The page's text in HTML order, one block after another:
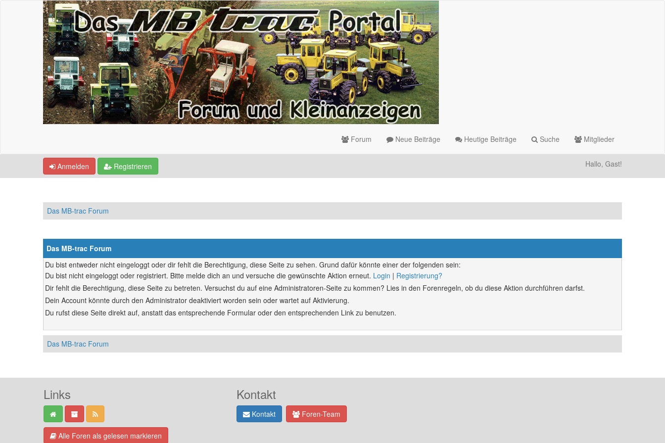
Forum Neue Beiträge Heutige Beiträge Suche Mitglieder
Anmelden Registrieren Hallo, Gast!
Das MB-trac Forum
Das MB-trac Forum
Du bist entweder nicht eingeloggt oder dir fehlt die Berechtigung, diese Seite zu sehen. Grund dafür könnte einer der folgenden sein:
Du bist nicht eingeloggt oder registriert. Bitte melde dich an und versuche die gewünschte Aktion erneut. Login | Registrierung?
Dir fehlt die Berechtigung, diese Seite zu betreten. Versuchst du auf eine Administratoren-Seite zu kommen? Lies in den Forenregeln, ob du diese Aktion durchführen darfst.
Dein Account könnte durch den Administrator deaktiviert worden sein oder wartet auf Aktivierung.
Du rufst diese Seite direkt auf, anstatt das entsprechende Formular oder den entsprechenden Link zu benutzen.
Das MB-trac Forum
Links
Alle Foren als gelesen markieren
Kontakt
Kontakt Foren-Team